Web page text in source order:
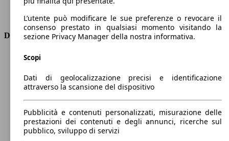
Trasmissione
Automatico
Tipo di trazione
Integrale
Dimensioni
Lunghezza
Larghezza
1840 mm
Passo
2640 mm
Peso massimo
2110 kg
Carico massimo
-
Porte
5
Sedili
5
L’utente può modificare le sue preferenze o revocare il
consenso prestato in qualsiasi momento visitando la
sezione Privacy Manager della nostra informativa.
Scopi
Dati di geolocalizzazione precisi e identificazione
attraverso la scansione del dispositivo
Pubblicità e contenuti personalizzati, misurazione delle
prestazioni dei contenuti e degli annunci, ricerche sul
pubblico, sviluppo di servizi